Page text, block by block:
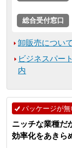
総合受付窓口
卸販売について
ビジネスパー
内
パッケージが
ニッチな業種
効率化をあきら